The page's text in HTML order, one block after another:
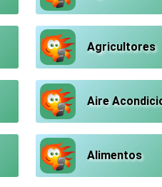
Agricultores
Aire
Alimentos